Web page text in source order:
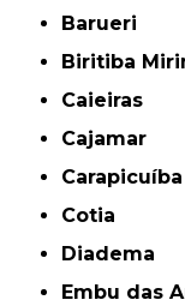
Barueri
Biritiba
Caieiras
Cajamar
Carapicuíba
Cotia
Diadema
Embu das